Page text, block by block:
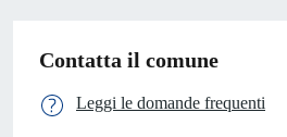
Contatta il comune
Leggi le domande frequenti